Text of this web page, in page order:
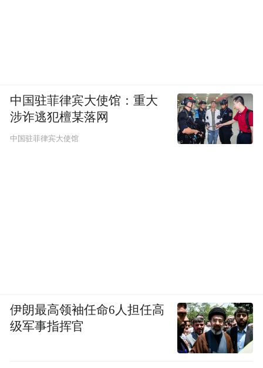
中国驻菲律宾大使馆：重大
涉诈逃犯檀某落网
中国驻菲律宾大使馆
伊朗最高领袖任命6人担任高
级军事指挥官